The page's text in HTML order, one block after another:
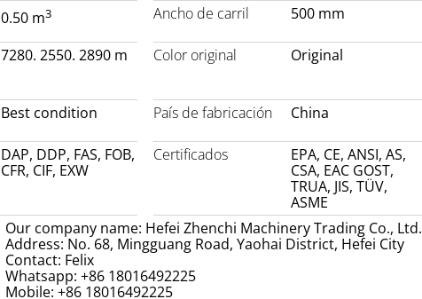
0.50 m3 Ancho de carril 500 mm
7280. 2550. 2890 m Color original Original
Best condition País de fabricación China
DAP, DDP, FAS, FOB,
CFR, CIF, EXW
Certificados
EPA, CE, ANSI, AS,
CSA, EAC GOST,
TRUA, JIS, TÜV,
ASME
Our company name: Hefei Zhenchi Machinery Trading Co., Ltd.
Address: No. 68, Mingguang Road, Yaohai District, Hefei City
Contact: Felix
Whatsapp: +86 18016492225
Mobile: +86 18016492225